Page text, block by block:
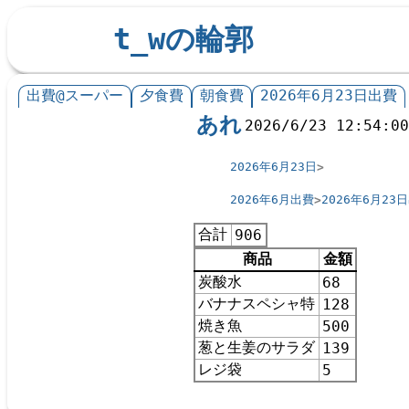
t_wの輪郭
出費@スーパー 夕食費 朝食費 2026年6月23日出費
あれ 2026/6/23 12:54:00
2026年6月23日
2026年6月出費 2026年6月23
合計 906
商品
金額
炭酸水
68
バナナスペシャ特 128
焼き魚
500
葱と生姜のサラダ 139
レジ袋
5